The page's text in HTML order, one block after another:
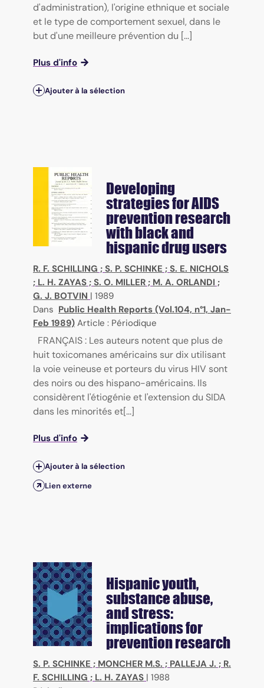
d'administration), l'origine ethnique et sociale
et le type de comportement sexuel, dans le
but d'une meilleure prévention du [...]
Plus d'info
Ajouter à la sélection
Developing
strategies for AIDS
prevention research
with black and
hispanic drug users
R. F. SCHILLING ; S. P. SCHINKE ; S. E. NICHOLS
; L. H. ZAYAS ; S. O. MILLER ; M. A. ORLANDI ;
G. J. BOTVIN | 1989
Dans Public Health Reports (Vol.104, n°1, Jan-
Feb 1989) Article : Périodique
FRANÇAIS : Les auteurs notent que plus de
huit toxicomanes américains sur dix utilisant
la voie veineuse et porteurs du virus HIV sont
des noirs ou des hispano-américains. Ils
considèrent l'étiogénie et l'extension du SIDA
dans les minorités et[...]
Plus d'info
Ajouter à la sélection
Lien externe
Hispanic youth,
substance abuse,
and stress:
implications for
prevention research
S. P. SCHINKE ; MONCHER M.S. ; PALLEJA J. ; R.
F. SCHILLING ; L. H. ZAYAS | 1988